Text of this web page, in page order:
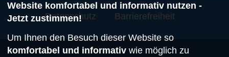
Datenschutz Barrierefreiheit
Website komfortabel und informativ nutzen -
Jetzt zustimmen!
Um Ihnen den Besuch dieser Website so
komfortabel und informativ wie möglich zu